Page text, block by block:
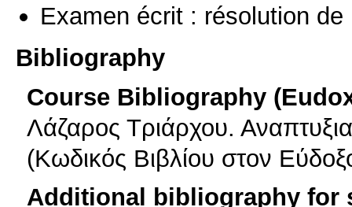
Examen écrit : résolution de
Bibliography
Course Bibliography
Λάζαρος Τριάρχου.
(Κωδικός Βιβλίου στον
Additional bibliography for